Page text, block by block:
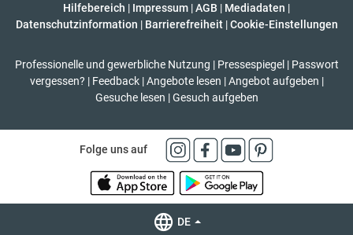
Hilfebereich | Impressum |AGB | Mediadaten |
Datenschutzinformation | Barrierefreiheit | Cookie-Einstellungen
Professionelle und gewerbliche Nutzung | Pressespiegel | Passwort
vergessen? | Feedback | Angebote lesen | Angebot aufgeben |
Gesuche lesen | Gesuch aufgeben
Folge uns auf
DE